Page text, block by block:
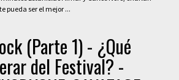
pueda ser el mejor ...
(Parte 1) - ¿Qué
del Festival? -